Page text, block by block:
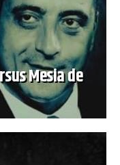
Mesia de